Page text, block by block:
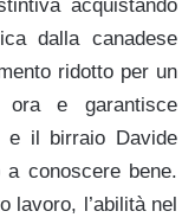
acquistando
dalla canadese
ridotto per un
e garantisce
e il birraio Davide
conoscere bene.
lavoro, l’abilità nel